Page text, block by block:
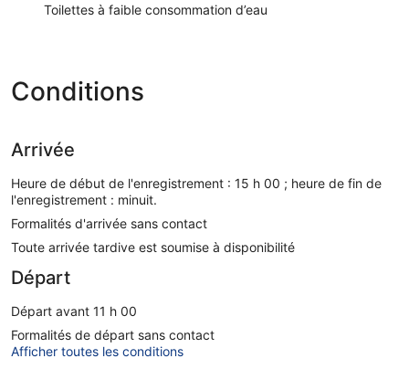
Toilettes à faible consommation d’eau
Conditions
Arrivée
Heure de début de l'enregistrement : 15 h 00 ; heure de fin de
l'enregistrement : minuit.
Formalités d'arrivée sans contact
Toute arrivée tardive est soumise à disponibilité
Départ
Départ avant 11 h 00
Formalités de départ sans contact
Afficher toutes les conditions